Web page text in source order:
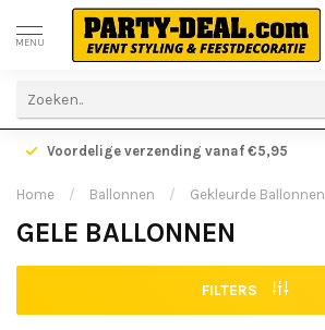
MENU
Voordelige verzending vanaf €5,95
Home / Ballonnen / Gekleurde Ballonnen
GELE BALLONNEN
FILTERS